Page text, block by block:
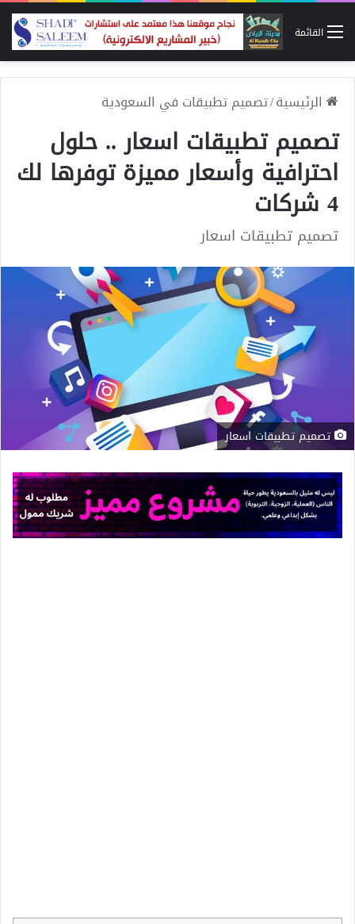
القائمة
الرئيسية/تصميم تطبيقات في السعودية
تصميم تطبيقات اسعار .. حلول
احترافية وأسعار مميزة توفرها لك
4 شركات
تصميم تطبيقات اسعار
تصميم تطبيقات اسعار